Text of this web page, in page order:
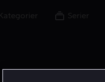
Kategorier Serier